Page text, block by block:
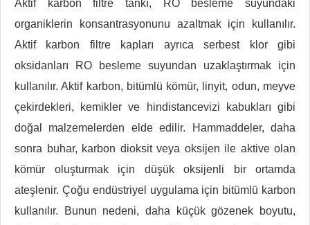
Aktif karbon filtre tankı, RO besleme suyundaki
organiklerin konsantrasyonunu azaltmak için kullanılır.
Aktif karbon filtre kapları ayrıca serbest klor gibi
oksidanları RO besleme suyundan uzaklaştırmak için
kullanılır. Aktif karbon, bitümlü kömür, linyit, odun, meyve
çekirdekleri, kemikler ve hindistancevizi kabukları gibi
doğal malzemelerden elde edilir. Hammaddeler, daha
sonra buhar, karbon dioksit veya oksijen ile aktive olan
kömür oluşturmak için düşük oksijenli bir ortamda
ateşlenir. Çoğu endüstriyel uygulama için bitümlü karbon
kullanılır. Bunun nedeni, daha küçük gözenek boyutu,